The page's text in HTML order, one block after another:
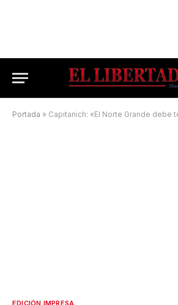
Portada » Capitanich: «El Norte Grande debe
EDICIÓN IMPRESA